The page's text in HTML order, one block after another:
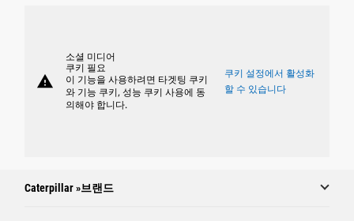
warning
소셜 미디어
쿠키 필요
이 기능을 사용하려면 타겟팅 쿠키
와 기능 쿠키, 성능 쿠키 사용에 동
의해야 합니다.
쿠키 설정에서 활성화
할 수 있습니다
Caterpillar »브랜드